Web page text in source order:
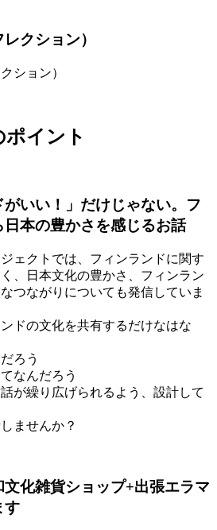
クション）
ション）
イント
がいい！」だけじゃない。フ
日本の豊かさを感じるお話
ェクトでは、フィンランドに関す
、日本文化の豊かさ、フィンラン
つながりについても発信していま
ドの文化を共有するだけなはな
ろう
なんだろう
が繰り広げられるよう、設計して
ませんか？
化雑貨ショップ+出張エラマ
す